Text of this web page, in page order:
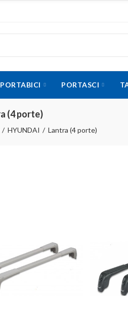
PORTABICI PORTASCI
(4 porte)
HYUNDAI Lantra (4 porte)